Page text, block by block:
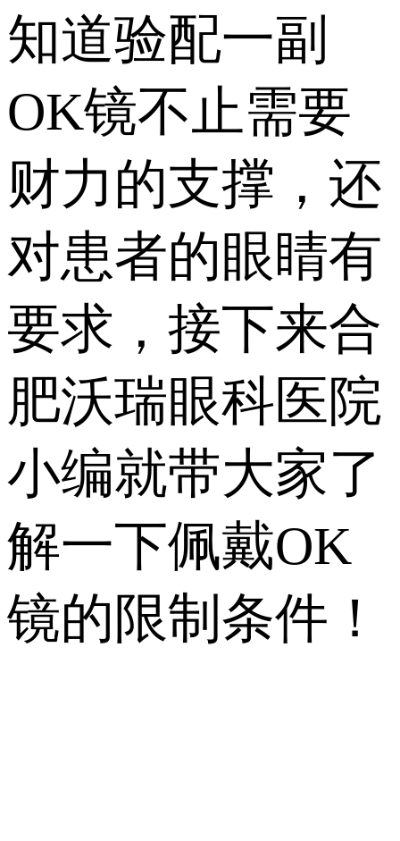
知道验配一副
OK镜不止需要
财力的支撑，还
对患者的眼睛有
要求，接下来合
肥沃瑞眼科医院
小编就带大家了
解一下佩戴OK
镜的限制条件！